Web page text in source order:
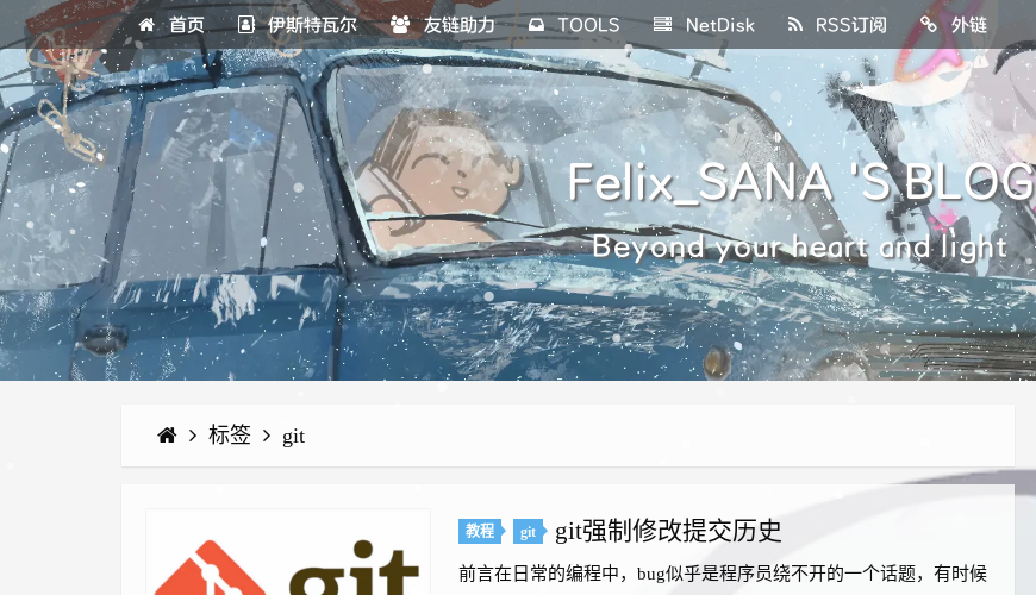
首页 伊斯特瓦尔 友链助力 TOOLS NetDisk RSS订阅 外链
Felix_SANA 'S BLOG
Beyond your heart and light
标签 git
教程 git git强制修改提交历史
前言在日常的编程中，bug似乎是程序员绕不开的一个话题，有时候